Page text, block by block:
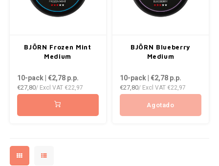
WHITE GOLD
BJÖRN Frozen Mint
Medium
10-pack | €2,78p.p.
€27,80/ Excl VAT €22,97
BJÖRN Blueberry
Medium
10-pack | €2,78p.p.
€27,80/ Excl VAT €22,97
Agotado